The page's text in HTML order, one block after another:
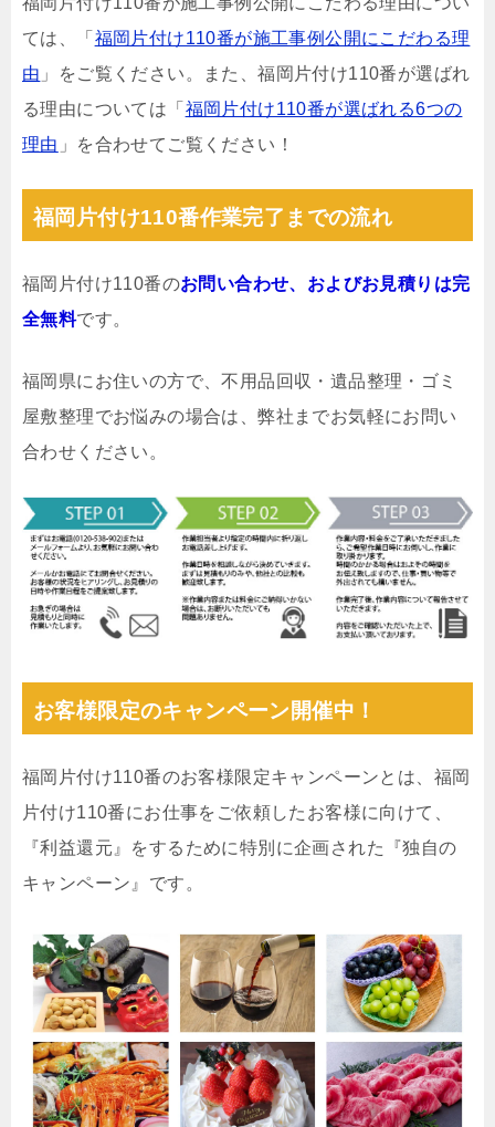
ては、「 福岡片付け110番が施工事例公開にこだわる理
由 」をご覧ください。また、福岡片付け110番が選ばれ
る理由については「 福岡片付け110番が選ばれる6つの
理由 」を合わせてご覧ください！
福岡片付け110番作業完了までの流れ
福岡片付け110番のお問い合わせ、およびお見積りは完
全無料です。
福岡県にお住いの方で、不用品回収・遺品整理・ゴミ
屋敷整理でお悩みの場合は、弊社までお気軽にお問い
合わせください。
お客様限定のキャンペーン開催中！
福岡片付け110番のお客様限定キャンペーンとは、福岡
片付け110番にお仕事をご依頼したお客様に向けて、
『利益還元』をするために特別に企画された『独自の
キャンペーン』です。